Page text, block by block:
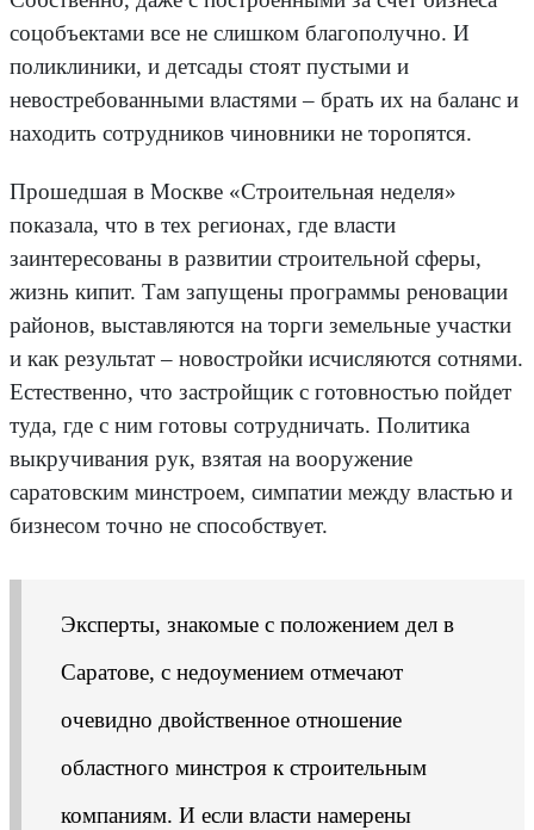
соцобъектами все не слишком благополучно. И
поликлиники, и детсады стоят пустыми и
невостребованными властями – брать их на баланс и
находить сотрудников чиновники не торопятся.
Прошедшая в Москве «Строительная неделя»
показала, что в тех регионах, где власти
заинтересованы в развитии строительной сферы,
жизнь кипит. Там запущены программы реновации
районов, выставляются на торги земельные участки
и как результат – новостройки исчисляются сотнями.
Естественно, что застройщик с готовностью пойдет
туда, где с ним готовы сотрудничать. Политика
выкручивания рук, взятая на вооружение
саратовским минстроем, симпатии между властью и
бизнесом точно не способствует.
Эксперты, знакомые с положением дел в
Саратове, с недоумением отмечают
очевидно двойственное отношение
областного минстроя к строительным
компаниям. И если власти намерены